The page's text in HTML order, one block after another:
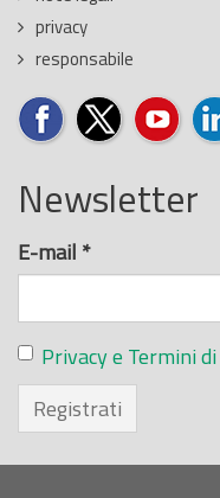
privacy
responsabile
Newsletter
E-mail *
Privacy e Termini
Registrati